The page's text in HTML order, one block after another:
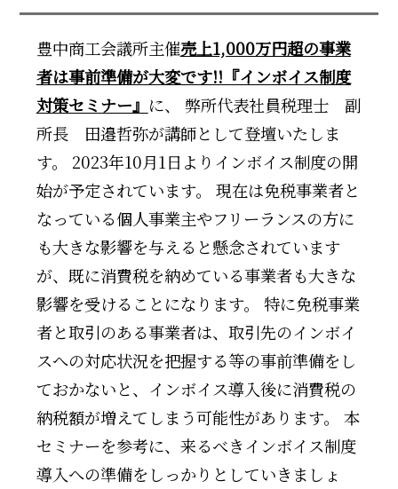
豊中商工会議所主催売上1,000万円超の事業
者は事前準備が大変です!!『インボイス制度
対策セミナー』 に、 弊所代表社員税理士 副
所長 田邉哲弥が講師として登壇いたしま
す。 2023年10月1日よりインボイス制度の開
始が予定されています。 現在は免税事業者と
なっている個人事業主やフリーランスの方に
も大きな影響を与えると懸念されています
が、既に消費税を納めている事業者も大きな
影響を受けることになります。 特に免税事業
者と取引のある事業者は、取引先のインボイ
スへの対応状況を把握する等の事前準備をし
ておかないと、インボイス導入後に消費税の
納税額が増えてしまう可能性があります。 本
セミナーを参考に、来るべきインボイス制度
導入への準備をしっかりとしていきましょ